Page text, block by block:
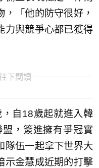
「他的防守很好，
力與競爭心都已獲得
下閱讀
自18歲起就進入韓
，簽進擁有爭冠實
隊伍一起拿下世界大
示金慧成近期的打擊